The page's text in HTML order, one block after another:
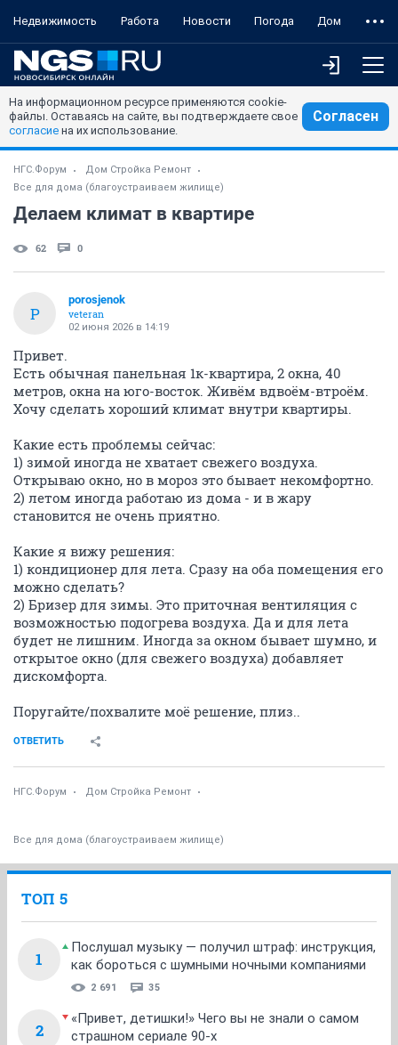
Недвижимость Работа Новости Погода Дом
На информационном ресурсе применяются cookie-
файлы. Оставаясь на сайте, вы подтверждаете свое
согласие на их использование.
Согласен
НГС.Форум
Дом Стройка Ремонт
Все для дома (благоустраиваем жилище)
Делаем климат в квартире
62 0
P
porosjenok
veteran
02 июня 2026 в 14:19
Привет.
Есть обычная панельная 1к-квартира, 2 окна, 40
метров, окна на юго-восток. Живём вдвоём-втроём.
Хочу сделать хороший климат внутри квартиры.
Какие есть проблемы сейчас:
1) зимой иногда не хватает свежего воздуха.
Открываю окно, но в мороз это бывает некомфортно.
2) летом иногда работаю из дома - и в жару
становится не очень приятно.
Какие я вижу решения:
1) кондиционер для лета. Сразу на оба помещения его
можно сделать?
2) Бризер для зимы. Это приточная вентиляция с
возможностью подогрева воздуха. Да и для лета
будет не лишним. Иногда за окном бывает шумно, и
открытое окно (для свежего воздуха) добавляет
дискомфорта.
Поругайте/похвалите моё решение, плиз..
ОТВЕТИТЬ
НГС.Форум Дом Стройка Ремонт
Все для дома (благоустраиваем жилище)
ТОП 5
1
Послушал музыку — получил штраф: инструкция,
как бороться с шумными ночными компаниями
2 691 35
2
«Привет, детишки!» Чего вы не знали о самом
страшном сериале 90-х